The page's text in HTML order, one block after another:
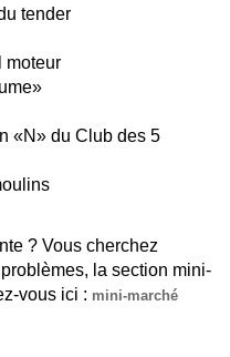
tender
moteur
«N» du Club des 5
? Vous cherchez
la section mini-
vous ici : mini-marché